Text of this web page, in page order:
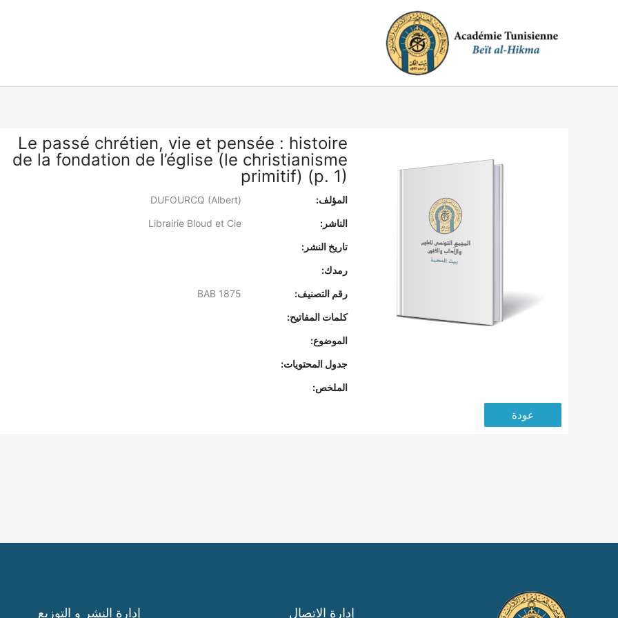
Le passé chrétien, vie et pensée : histoire
de la fondation de l’église (le christianisme
primitif) (p. 1)
المؤلف:
الناشر:
تاريخ النشر:
رمدك:
رقم التصنيف:
كلمات المفاتيح:
الموضوع:
جدول المحتويات:
الملخص:
عودة
إدارة الاتصال إدارة النشر و التوزيع